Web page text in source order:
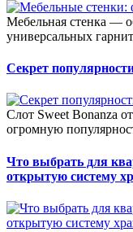
Мебельная стенка —
универсальных
Секрет
Слот Sweet Bonanza
огромную
Что выбрать для
открытую систему